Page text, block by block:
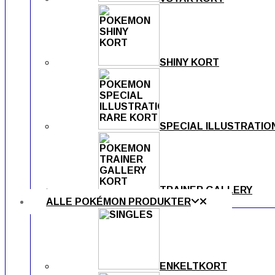
SHINY KORT
SPECIAL
TRAINER GALLERY
ALLE POKÉMON PRODUKTER
ENKELTKORT